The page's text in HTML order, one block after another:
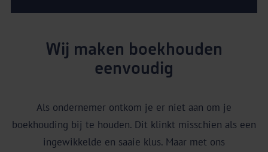
Wij maken boekhouden
eenvoudig
Als ondernemer ontkom je er niet aan om je
boekhouding bij te houden. Dit klinkt misschien als een
ingewikkelde en saaie klus. Maar met ons